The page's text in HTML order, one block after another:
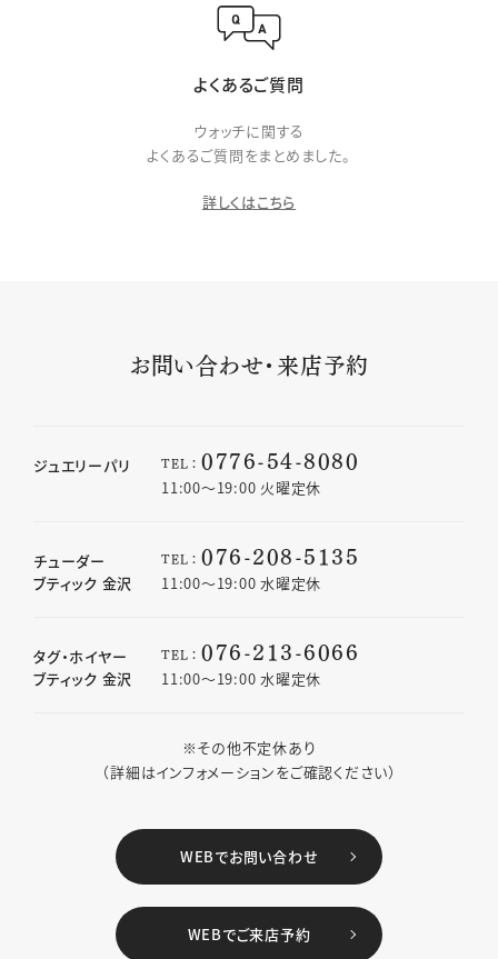
よくあるご質問
ウォッチに関する
よくあるご質問をまとめました。
詳しくはこちら
お問い合わせ・来店予約
ジュエリーパリ TEL： 0776-54-8080
11:00〜19:00 火曜定休
チューダー
ブティック 金沢
TEL： 076-208-5135
11:00〜19:00 水曜定休
タグ・ホイヤー
ブティック 金沢
TEL： 076-213-6066
11:00〜19:00 水曜定休
※その他不定休あり
（詳細はインフォメーションをご確認ください）
WEBでお問い合わせ
WEBでご来店予約